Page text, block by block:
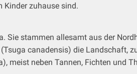
Kinder zuhause sind.
Sie stammen allesamt aus der
canadensis) die Landschaft,
meist neben Tannen, Fichten und